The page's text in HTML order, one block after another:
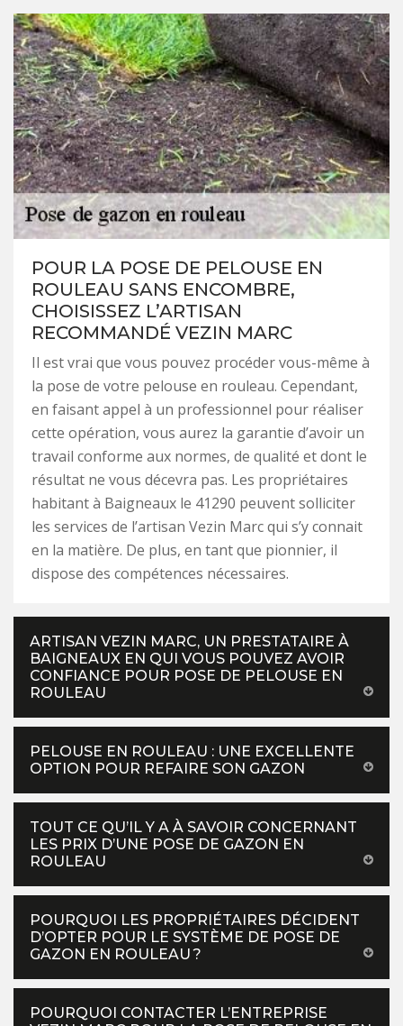
POUR LA POSE DE PELOUSE EN
ROULEAU SANS ENCOMBRE,
CHOISISSEZ L’ARTISAN
RECOMMANDÉ VEZIN MARC
Il est vrai que vous pouvez procéder vous-même à
la pose de votre pelouse en rouleau. Cependant,
en faisant appel à un professionnel pour réaliser
cette opération, vous aurez la garantie d’avoir un
travail conforme aux normes, de qualité et dont le
résultat ne vous décevra pas. Les propriétaires
habitant à Baigneaux le 41290 peuvent solliciter
les services de l’artisan Vezin Marc qui s’y connait
en la matière. De plus, en tant que pionnier, il
dispose des compétences nécessaires.
ARTISAN VEZIN MARC, UN PRESTATAIRE À
BAIGNEAUX EN QUI VOUS POUVEZ AVOIR
CONFIANCE POUR POSE DE PELOUSE EN
ROULEAU
PELOUSE EN ROULEAU : UNE EXCELLENTE
OPTION POUR REFAIRE SON GAZON
TOUT CE QU’IL Y A À SAVOIR CONCERNANT
LES PRIX D’UNE POSE DE GAZON EN
ROULEAU
POURQUOI LES PROPRIÉTAIRES DÉCIDENT
D’OPTER POUR LE SYSTÈME DE POSE DE
GAZON EN ROULEAU ?
POURQUOI CONTACTER L’ENTREPRISE